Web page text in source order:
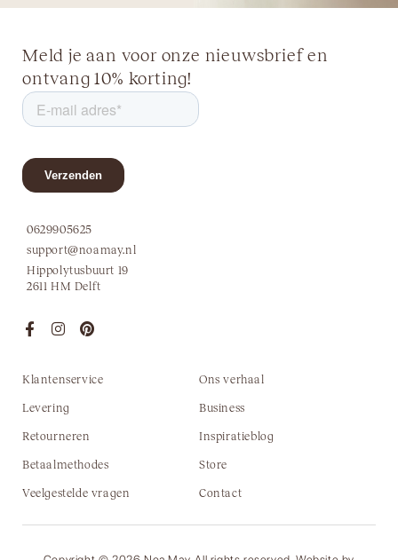
Meld je aan voor onze nieuwsbrief en
ontvang 10% korting!
0629905625
support@noamay.nl
Hippolytusbuurt 19
2611 HM Delft
Klantenservice
Levering
Retourneren
Betaalmethodes
Veelgestelde vragen
Ons verhaal
Business
Inspiratieblog
Store
Contact